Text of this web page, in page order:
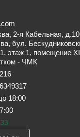
2-я Кабельная, д.10
бул.
этаж 1, помещение
- ЧМК
18:00